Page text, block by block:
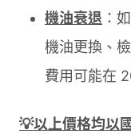
機油衰退 ：
機油更換、
費用可能在
💡以上價格均以